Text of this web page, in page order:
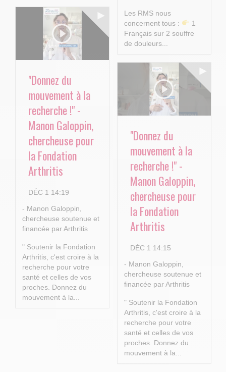
Les RMS nous
concernent tous :
1
Français sur 2 souffre
de douleurs...
"Donnez du
mouvement à la
recherche !" -
Manon Galoppin,
chercheuse pour
la Fondation
Arthritis
DÉC 1 14:19
- Manon Galoppin,
chercheuse soutenue et
financée par Arthritis
" Soutenir la Fondation
Arthritis, c'est croire à la
recherche pour votre
santé et celles de vos
proches. Donnez du
mouvement à la...
"Donnez du
mouvement à la
recherche !" -
Manon Galoppin,
chercheuse pour
la Fondation
Arthritis
DÉC 1 14:15
- Manon Galoppin,
chercheuse soutenue et
financée par Arthritis
" Soutenir la Fondation
Arthritis, c'est croire à la
recherche pour votre
santé et celles de vos
proches. Donnez du
mouvement à la...